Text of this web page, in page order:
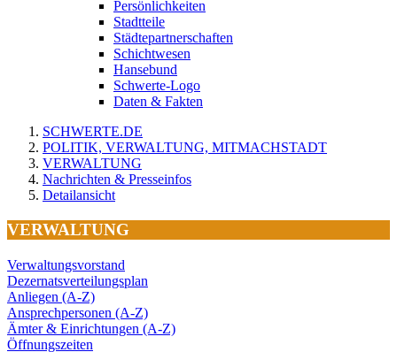
Persönlichkeiten
Stadtteile
Städtepartnerschaften
Schichtwesen
Hansebund
Schwerte-Logo
Daten & Fakten
SCHWERTE.DE
POLITIK, VERWALTUNG, MITMACHSTADT
VERWALTUNG
Nachrichten & Presseinfos
Detailansicht
VERWALTUNG
Verwaltungsvorstand
Dezernatsverteilungsplan
Anliegen (A-Z)
Ansprechpersonen (A-Z)
Ämter & Einrichtungen (A-Z)
Öffnungszeiten